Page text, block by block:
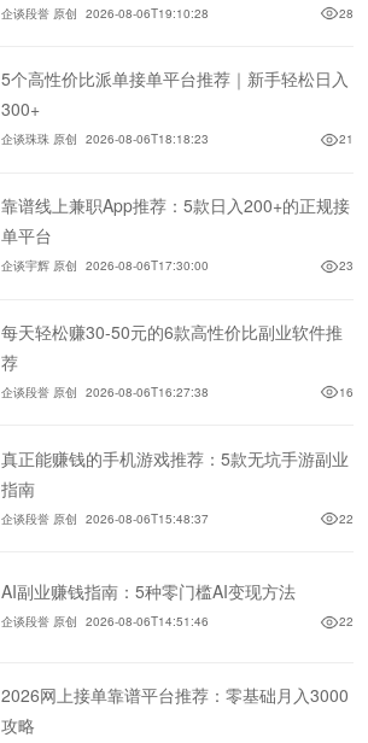
企谈段誉 原创 2026-08-06T19:10:28 28
5个高性价比派单接单平台推荐｜新手轻松日入
300+
企谈珠珠 原创 2026-08-06T18:18:23 21
靠谱线上兼职App推荐：5款日入200+的正规接
单平台
企谈宇辉 原创 2026-08-06T17:30:00 23
每天轻松赚30-50元的6款高性价比副业软件推
荐
企谈段誉 原创 2026-08-06T16:27:38 16
真正能赚钱的手机游戏推荐：5款无坑手游副业
指南
企谈段誉 原创 2026-08-06T15:48:37 22
AI副业赚钱指南：5种零门槛AI变现方法
企谈段誉 原创 2026-08-06T14:51:46 22
2026网上接单靠谱平台推荐：零基础月入3000
攻略